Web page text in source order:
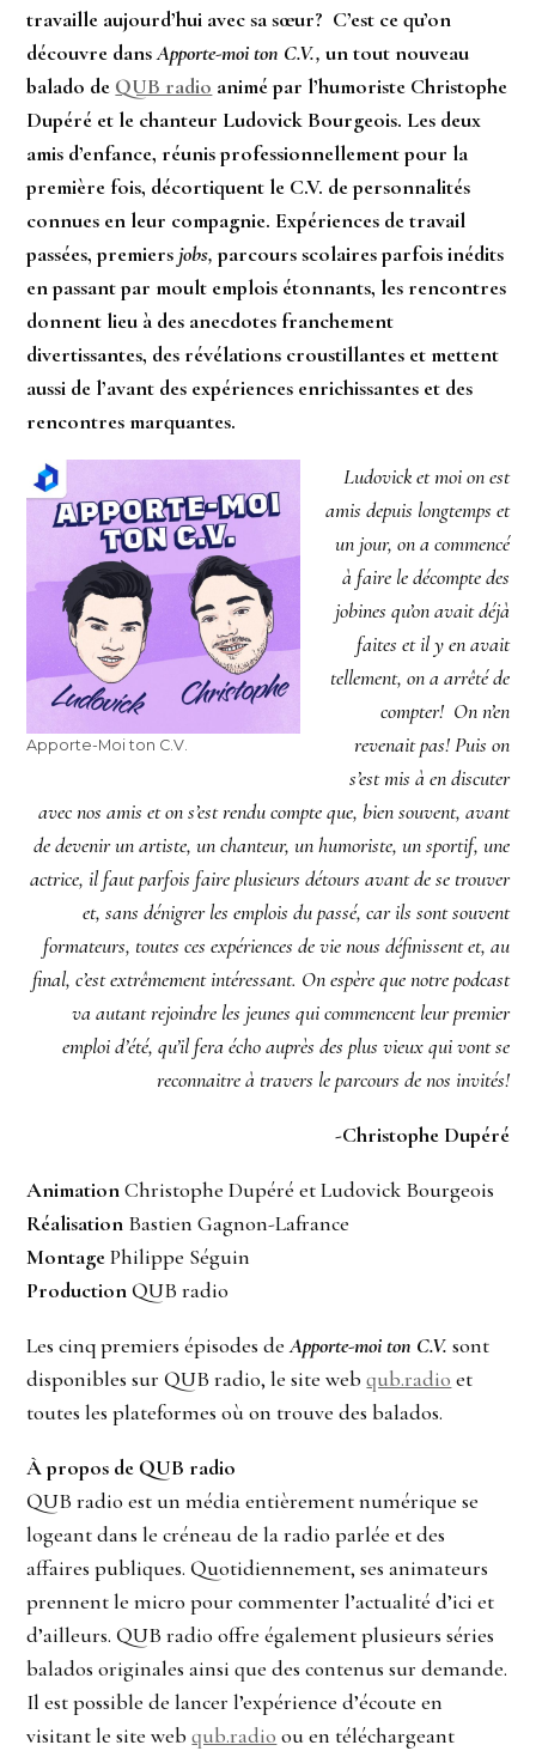
travaille aujourd’hui avec sa sœur? C’est ce qu’on
découvre dansApporte-moi ton C.V.,un tout nouveau
balado de QUB radio animé par l’humoriste Christophe
Dupéré et le chanteur Ludovick Bourgeois. Les deux
amis d’enfance, réunis professionnellement pour la
première fois, décortiquent le C.V. de personnalités
connues en leur compagnie. Expériences de travail
passées, premiersjobs,parcours scolaires parfois inédits
en passant par moult emplois étonnants, les rencontres
donnent lieu à des anecdotes franchement
divertissantes, des révélations croustillantes et mettent
aussi de l’avant des expériences enrichissantes et des
rencontres marquantes.
Apporte-Moi ton C.V.
Ludovick et moi on est
amis depuis longtemps et
un jour, on a commencé
à faire le décompte des
jobines qu’on avait déjà
faites et il y en avait
tellement, on a arrêté de
compter! On n’en
revenait pas! Puis on
s’est mis à en discuter
avec nos amis et on s’est rendu compte que, bien souvent, avant
de devenir un artiste, un chanteur, un humoriste, un sportif, une
actrice, il faut parfois faire plusieurs détours avant de se trouver
et, sans dénigrer les emplois du passé, car ils sont souvent
formateurs, toutes ces expériences de vie nous définissent et, au
final, c’est extrêmement intéressant. On espère que notre podcast
va autant rejoindre les jeunes qui commencent leur premier
emploi d’été, qu’il fera écho auprès des plus vieux qui vont se
reconnaitre à travers le parcours de nos invités!
-Christophe Dupéré
AnimationChristophe Dupéré et Ludovick Bourgeois
Réalisation Bastien Gagnon-Lafrance
MontagePhilippe Séguin
ProductionQUB radio
Les cinq premiers épisodes deApporte-moi ton C.V. sont
disponibles sur QUB radio, le site webqub.radio et
toutes les plateformes où on trouve des balados.
À propos de QUB radio
QUB radio est un média entièrement numérique se
logeant dans le créneau de la radio parlée et des
affaires publiques. Quotidiennement, ses animateurs
prennent le micro pour commenter l’actualité d’ici et
d’ailleurs. QUB radio offre également plusieurs séries
balados originales ainsi que des contenus sur demande.
Il est possible de lancer l’expérience d’écoute en
visitant le site webqub.radio ou en téléchargeant